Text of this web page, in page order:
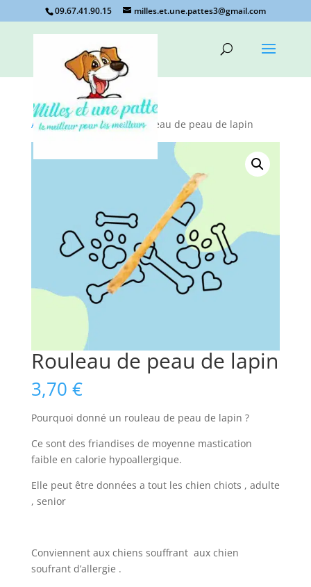
09.67.41.90.15 milles.et.une.pattes3@gmail.com
Accueil/Non classé/ Rouleau de peau de lapin
Rouleau de peau de lapin
3,70 €
Pourquoi donné un rouleau de peau de lapin ?
Ce sont des friandises de moyenne mastication
faible en calorie hypoallergique.
Elle peut être données a tout les chien chiots , adulte
, senior
Conviennent aux chiens souffrant aux chien
soufrant d’allergie .